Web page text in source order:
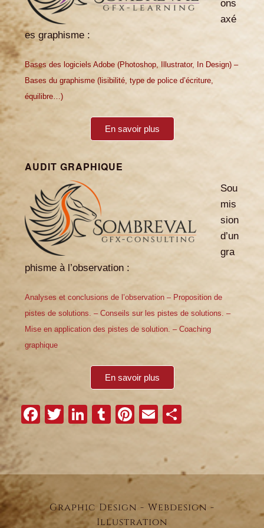
ons
axé
es graphisme :
Bases des logiciels Adobe (Photoshop, Illustrator, In Design) –
Bases du graphisme (lisibilité, type de police d’écriture,
équilibre…)
En savoir plus
AUDIT GRAPHIQUE
Sou
mis
sion
d’un
gra
phisme à l’observation :
Analyses et conclusions de l’observation – Proposition de
pistes de solutions. – Conseils sur les pistes de solutions. –
Mise en application des pistes de solution. – Coaching
graphique
En savoir plus
Facebook
Twitter
LinkedIn
Tumblr
Pinterest
Email
Graphic Design - Webdesign -
Illustration